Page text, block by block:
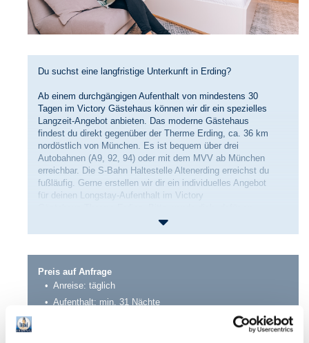
Du suchst eine langfristige Unterkunft in Erding?
Ab einem durchgängigen Aufenthalt von mindestens 30
Tagen im Victory Gästehaus können wir dir ein spezielles
Langzeit-Angebot anbieten. Das moderne Gästehaus
findest du direkt gegenüber der Therme Erding, ca. 36 km
nordöstlich von München. Es ist bequem über drei
Autobahnen (A9, 92, 94) oder mit dem MVV ab München
erreichbar. Die S-Bahn Haltestelle Altenerding erreichst du
fußläufig. Gerne erstellen wir dir ein individuelles Angebot
für deinen Longstay-Aufenthalt im Victory
unsere Reservierungsabteilung:
E-Mail:reservierung@victory-gaestehaus.de
Preis auf Anfrage
Anreise: täglich
Aufenthalt: min. 31 Nächte